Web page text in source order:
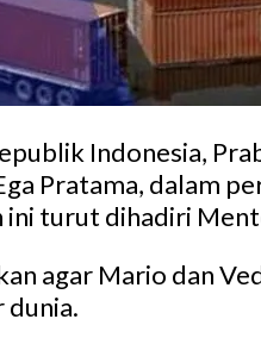
Indonesia,
Pratama, dalam
turut dihadiri
agar Mario dan